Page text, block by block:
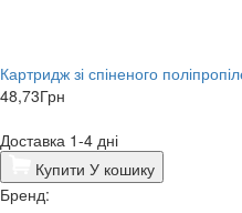
Картридж зі спіненого
48,73Грн
Доставка 1-4 дні
Купити У кошику
Бренд: